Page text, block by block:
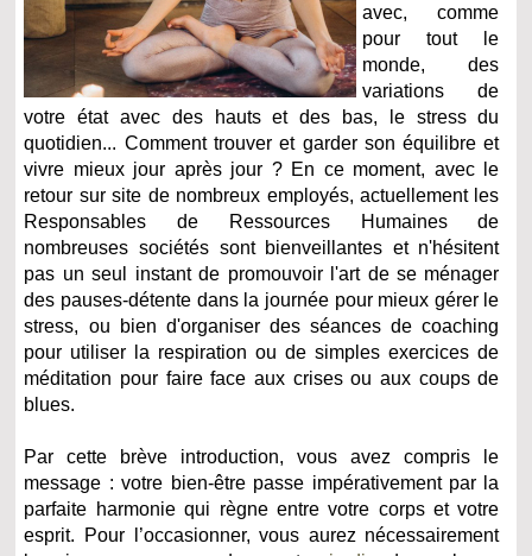
avec, comme
pour tout le
monde, des
variations de
votre état avec des hauts et des bas, le stress du
quotidien... Comment trouver et garder son équilibre et
vivre mieux jour après jour ? En ce moment, avec le
retour sur site de nombreux employés, actuellement les
Responsables de Ressources Humaines de
nombreuses sociétés sont bienveillantes et n'hésitent
pas un seul instant de promouvoir l'art de se ménager
des pauses-détente dans la journée pour mieux gérer le
stress, ou bien d'organiser des séances de coaching
pour utiliser la respiration ou de simples exercices de
méditation pour faire face aux crises ou aux coups de
blues.
Par cette brève introduction, vous avez compris le
message : votre bien-être passe impérativement par la
parfaite harmonie qui règne entre votre corps et votre
esprit. Pour l’occasionner, vous aurez nécessairement